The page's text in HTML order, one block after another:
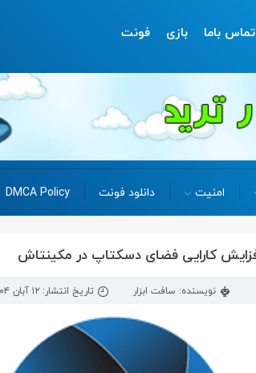
تماس باما بازی فونت
امنیت دانلود فونت DMCA Policy
نویسنده: سافت ابزار تاریخ انتشار: ۱۲ آبان ۱۴۰۴